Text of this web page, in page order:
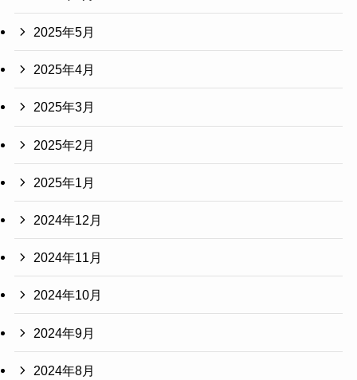
2025年5月
2025年4月
2025年3月
2025年2月
2025年1月
2024年12月
2024年11月
2024年10月
2024年9月
2024年8月